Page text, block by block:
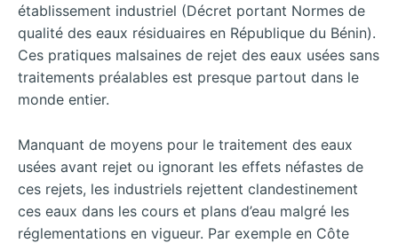
établissement industriel (Décret portant Normes de
qualité des eaux résiduaires en République du Bénin).
Ces pratiques malsaines de rejet des eaux usées sans
traitements préalables est presque partout dans le
monde entier.
Manquant de moyens pour le traitement des eaux
usées avant rejet ou ignorant les effets néfastes de
ces rejets, les industriels rejettent clandestinement
ces eaux dans les cours et plans d’eau malgré les
réglementations en vigueur. Par exemple en Côte